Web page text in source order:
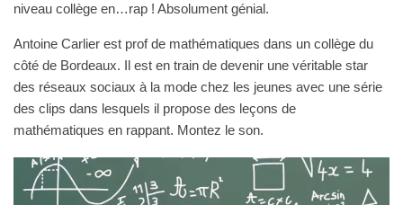
niveau collège en…rap ! Absolument génial.
Antoine Carlier est prof de mathématiques dans un collège du
côté de Bordeaux. Il est en train de devenir une véritable star
des réseaux sociaux à la mode chez les jeunes avec une série
des clips dans lesquels il propose des leçons de
mathématiques en rappant. Montez le son.